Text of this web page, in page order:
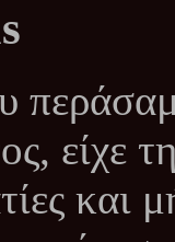
είχε
και